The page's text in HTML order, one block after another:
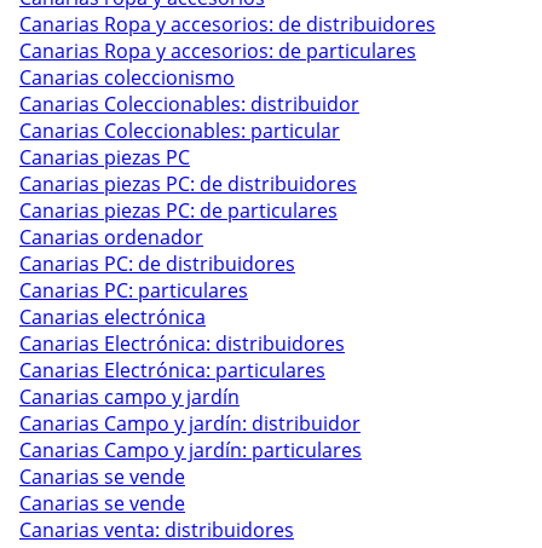
Canarias Ropa y accesorios: de distribuidores
Canarias Ropa y accesorios: de particulares
Canarias coleccionismo
Canarias Coleccionables: distribuidor
Canarias Coleccionables: particular
Canarias piezas PC
Canarias piezas PC: de distribuidores
Canarias piezas PC: de particulares
Canarias ordenador
Canarias PC: de distribuidores
Canarias PC: particulares
Canarias electrónica
Canarias Electrónica: distribuidores
Canarias Electrónica: particulares
Canarias campo y jardín
Canarias Campo y jardín: distribuidor
Canarias Campo y jardín: particulares
Canarias se vende
Canarias se vende
Canarias venta: distribuidores